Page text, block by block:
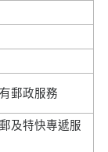
郵政服務
及特快專遞服